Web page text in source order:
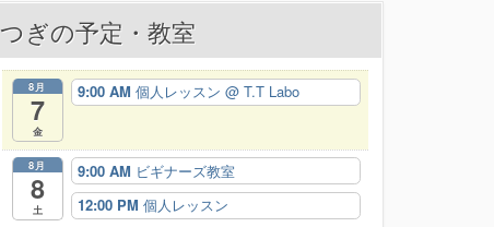
つぎの予定・教室
8月
7
金
9:00 AM 個人レッスン @ T.T Labo
8月
8
土
9:00 AM ビギナーズ教室
12:00 PM 個人レッスン